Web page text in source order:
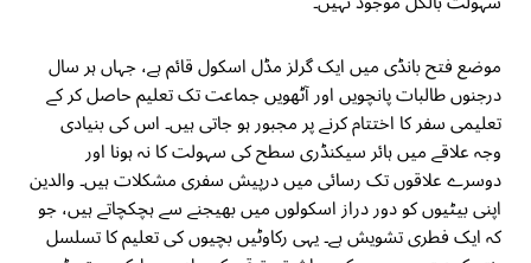
موضع فتح بانڈی میں ایک گرلز مڈل اسکول قائم ہے، جہاں ہر سال
درجنوں طالبات پانچویں اور آٹھویں جماعت تک تعلیم حاصل کر کے
تعلیمی سفر کا اختتام کرنے پر مجبور ہو جاتی ہیں۔ اس کی بنیادی
وجہ علاقے میں ہائر سیکنڈری سطح کی سہولت کا نہ ہونا اور
دوسرے علاقوں تک رسائی میں درپیش سفری مشکلات ہیں۔ والدین
اپنی بیٹیوں کو دور دراز اسکولوں میں بھیجنے سے ہچکچاتے ہیں، جو
کہ ایک فطری تشویش ہے۔ یہی رکاوٹیں بچیوں کی تعلیم کا تسلسل